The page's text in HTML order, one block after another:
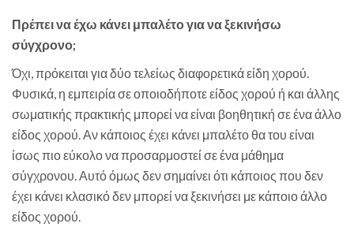
Πρέπει να έχω κάνει μπαλέτο για να ξεκινήσω
σύγχρονο;
Όχι, πρόκειται για δύο τελείως διαφορετικά είδη χορού.
Φυσικά, η εμπειρία σε οποιοδήποτε είδος χορού ή και άλλης
σωματικής πρακτικής μπορεί να είναι βοηθητική σε ένα άλλο
είδος χορού. Αν κάποιος έχει κάνει μπαλέτο θα του είναι
ίσως πιο εύκολο να προσαρμοστεί σε ένα μάθημα
σύγχρονου. Αυτό όμως δεν σημαίνει ότι κάποιος που δεν
έχει κάνει κλασικό δεν μπορεί να ξεκινήσει με κάποιο άλλο
είδος χορού.